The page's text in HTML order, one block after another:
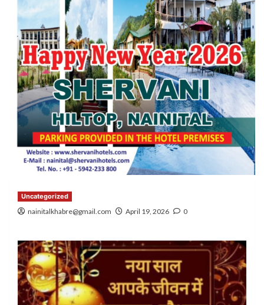
Uncategorized
nainitalkhabre@gmail.com April 19, 2026 0